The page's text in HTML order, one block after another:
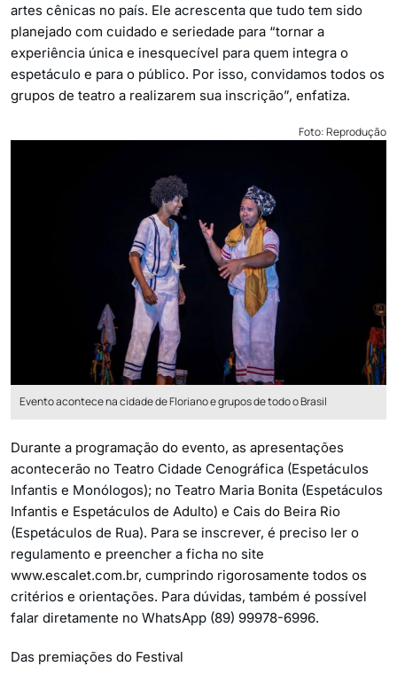
artes cênicas no país. Ele acrescenta que tudo tem sido
planejado com cuidado e seriedade para “tornar a
experiência única e inesquecível para quem integra o
espetáculo e para o público. Por isso, convidamos todos os
grupos de teatro a realizarem sua inscrição”, enfatiza.
Foto: Reprodução
Evento acontece na cidade de Floriano e grupos de todo o Brasil
Durante a programação do evento, as apresentações
acontecerão no Teatro Cidade Cenográfica (Espetáculos
Infantis e Monólogos); no Teatro Maria Bonita (Espetáculos
Infantis e Espetáculos de Adulto) e Cais do Beira Rio
(Espetáculos de Rua). Para se inscrever, é preciso ler o
regulamento e preencher a ficha no site
www.escalet.com.br, cumprindo rigorosamente todos os
critérios e orientações. Para dúvidas, também é possível
falar diretamente no WhatsApp (89) 99978-6996.
Das premiações do Festival